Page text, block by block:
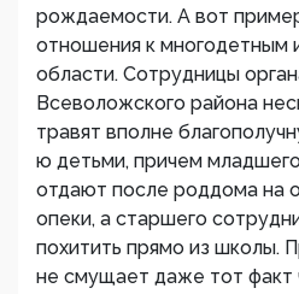
рождаемости. А вот
отношения к многодетным
области. Сотрудницы
Всеволожского района
травят вполне
ю детьми, причем
отдают после роддома на
опеки, а старшего
похитить прямо из школы.
не смущает даже тот факт